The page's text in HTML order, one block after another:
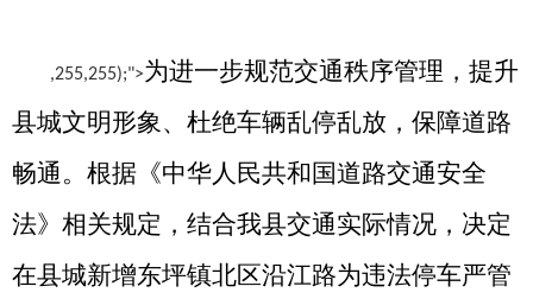
,255,255);">为进一步规范交通秩序管理， 提升
县城文明形象、 杜绝车辆乱停乱放 ， 保障道路
畅通。 根据《中华人民共和国道路交通安全
法》相关规定，结合我县交通实际情况，决定
在县城新增东坪镇北区沿江路为违法停车严管